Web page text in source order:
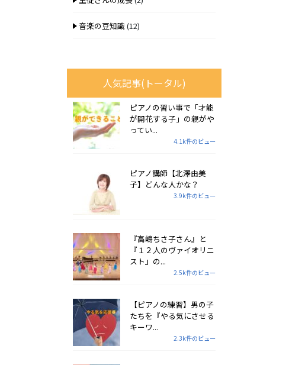
音楽の豆知識(12)
人気記事(トータル)
ピアノの習い事で「才能
が開花する子」の親がや
ってい...
4.1k件のビュー
ピアノ講師【北澤由美
子】どんな人かな？
3.9k件のビュー
『高嶋ちさ子さん』と
『１２人のヴァイオリニ
スト』の...
2.5k件のビュー
【ピアノの練習】男の子
たちを『やる気にさせる
キーワ...
2.3k件のビュー